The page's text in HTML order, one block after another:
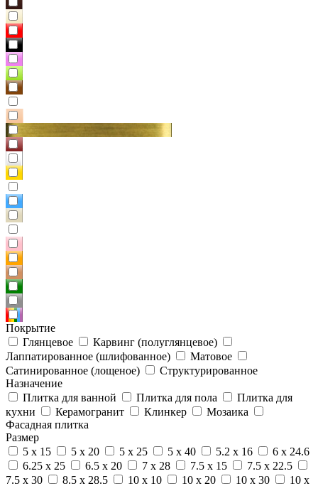
Покрытие
Глянцевое
Карвинг (полуглянцевое)
Лаппатированное (шлифованное)
Матовое
Сатинированное (лощеное)
Структурированное
Назначение
Плитка для ванной
Плитка для пола
Плитка для
кухни
Керамогранит Клинкер
Мозаика
Фасадная плитка
Размер
5 x 15
5 x 20 5 x 25 5 x 40 5.2 x 16
6 x 24.6
6.25 x 25
6.5 x 20 7 x 28 7.5 x 15
7.5 x 22.5
7.5 x 30
8.5 x 28.5 10 x 10 10 x 20 10 x 30 10 x